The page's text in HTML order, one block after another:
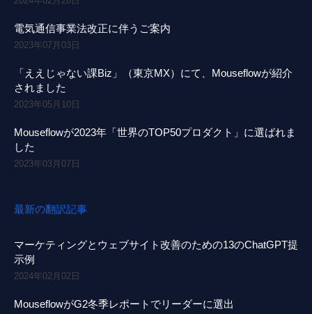
電気通信事業法改正に伴うご案内
2023年07月03日
「ええじゃない課Biz」（東京MX）にて、Mouseflowが紹介
されました
2023年05月10日
Mouseflowが2023年「世界のTOP50プロダクト」に選ばれま
した
2023年03月07日
最新の翻訳記事
マーケティングとウェブサイト改善のための13のChatGPT提
示例
2024年02月02日
MouseflowがG2冬季レポートでリーダーに選出